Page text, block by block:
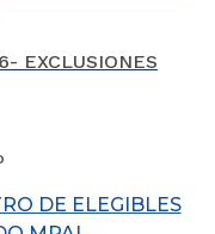
EXCLUSIONES
DE ELEGIBLES